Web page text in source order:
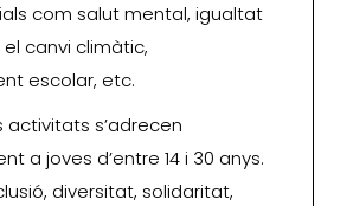
com salut mental, igualtat
canvi climàtic,
escolar, etc.
activitats s’adrecen
a joves d’entre 14 i 30 anys.
diversitat, solidaritat,